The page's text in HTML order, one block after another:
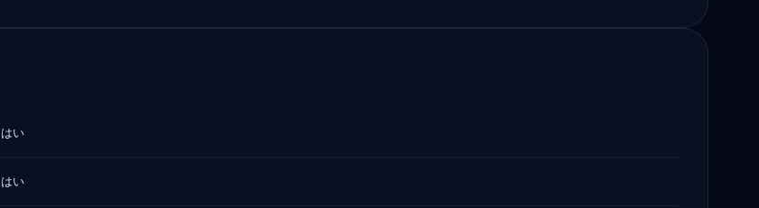
はい
はい